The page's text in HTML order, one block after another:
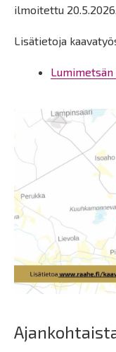
ilmoitettu 20.5.2026.
Lisätietoja